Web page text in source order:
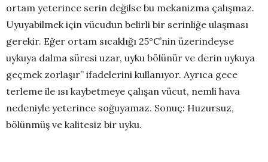
ortam yeterince serin değilse bu mekanizma çalışmaz.
Uyuyabilmek için vücudun belirli bir serinliğe ulaşması
gerekir. Eğer ortam sıcaklığı 25°C’nin üzerindeyse
uykuya dalma süresi uzar, uyku bölünür ve derin uykuya
geçmek zorlaşır” ifadelerini kullanıyor. Ayrıca gece
terleme ile ısı kaybetmeye çalışan vücut, nemli hava
nedeniyle yeterince soğuyamaz. Sonuç: Huzursuz,
bölünmüş ve kalitesiz bir uyku.